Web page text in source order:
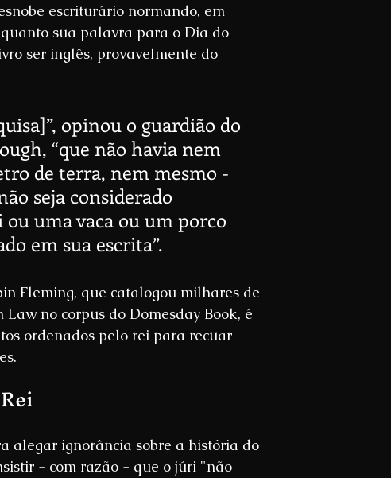
escriturário normando, em
sua palavra para o Dia do
ser inglês, provavelmente do
opinou o guardião do
“que não havia nem
de terra, nem mesmo -
seja considerado
uma vaca ou um porco
em sua escrita”.
Fleming, que catalogou milhares de
no corpus do Domesday Book, é
ordenados pelo rei para recuar
alegar ignorância sobre a história do
- com razão - que o júri "não